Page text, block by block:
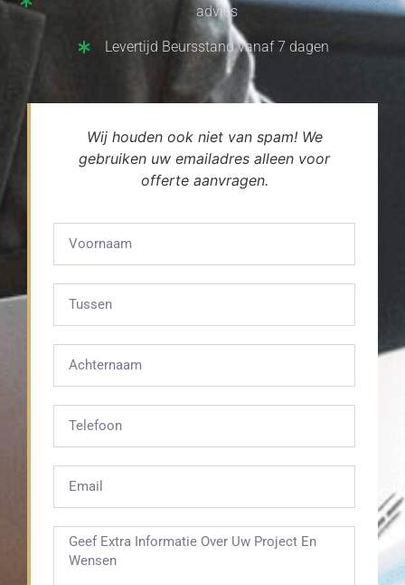
advies
Levertijd Beursstand vanaf 7 dagen
Wij houden ook niet van spam! We
gebruiken uw emailadres alleen voor
offerte aanvragen.